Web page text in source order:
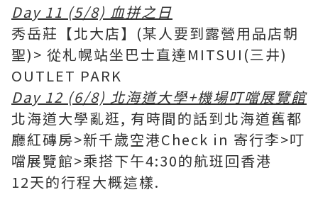
Day 11 (5/8) 血拼之日
秀岳莊【北大店】(某人要到露營用品店朝
聖)> 從札幌站坐巴士直達MITSUI(三井)
OUTLET PARK
Day 12 (6/8) 北海道大學+機場叮噹展覽館
北海道大學亂逛, 有時間的話到北海道舊都
廳紅磚房>新千歳空港Check in 寄行李>叮
噹展覽館>乘搭下午4:30的航班回香港
12天的行程大概這樣.